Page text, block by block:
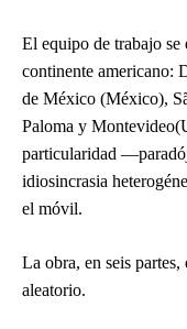
El equipo de trabajo
continente americano:
de México (México),
Paloma y
particularidad
idiosincrasia
el móvil.
La obra, en seis partes,
aleatorio.